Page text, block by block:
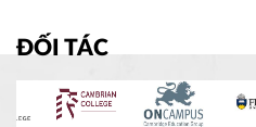
ĐỐI TÁC